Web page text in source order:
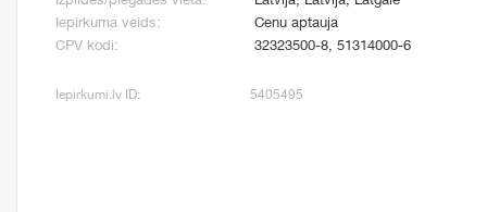
Iepirkuma veids:
Cenu aptauja
CPV kodi:
32323500-8, 51314000-6
Iepirkumi.lv ID: 5405495